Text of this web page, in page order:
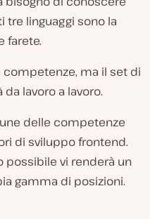
tre linguaggi sono la
farete.
ma il set di
lavoro a lavoro.
delle competenze
di sviluppo frontend.
possibile vi renderà un
gamma di posizioni.